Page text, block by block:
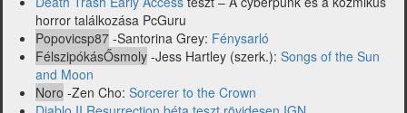
horror találkozása PcGuru
Popovicsp87 -Santorina Grey: Fénysarló
FélszipókásŐsmoly -Jess Hartley (szerk.): Songs of the Sun
and Moon
Noro -Zen Cho: Sorcerer to the Crown